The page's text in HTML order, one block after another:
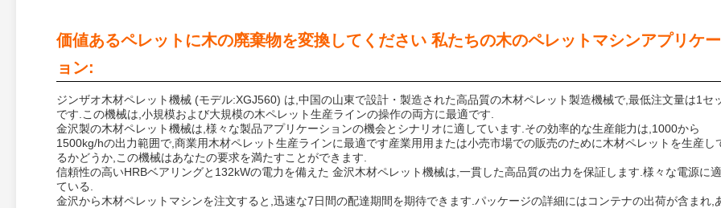
価値あるペレットに木の廃棄物を変換してください 私たちの木のペレットマシンアプリケ
ョン:
ジンザオ木材ペレット機械 (モデル:XGJ560) は,中国の山東で設計・製造された高品質の木材ペレット製造機械で,最低注文量は1セ
です.この機械は,小規模および大規模の木ペレット生産ラインの操作の両方に最適です.
金沢製の木材ペレット機械は,様々な製品アプリケーションの機会とシナリオに適しています.その効率的な生産能力は,1000から
1500kg/hの出力範囲で,商業用木材ペレット生産ラインに最適です産業用用または小売市場での販売のために木材ペレットを生産し
るかどうか,この機械はあなたの要求を満たすことができます.
信頼性の高いHRBベアリングと132kWの電力を備えた 金沢木材ペレット機械は,一貫した高品質の出力を保証します.様々な電源に
ている.
金沢から木材ペレットマシンを注文すると,迅速な7日間の配達期間を期待できます.パッケージの詳細にはコンテナの出荷が含まれ,